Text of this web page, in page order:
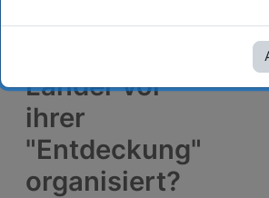
Länder vor
ihrer
"Entdeckung"
organisiert?